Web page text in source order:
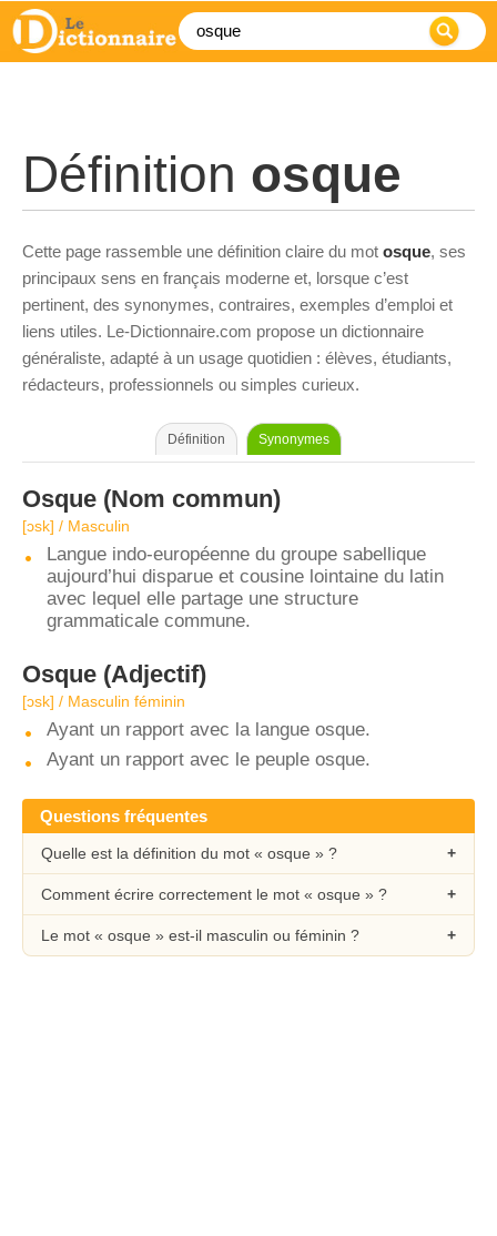
Définition osque
Cette page rassemble une définition claire du mot osque, ses
principaux sens en français moderne et, lorsque c’est
pertinent, des synonymes, contraires, exemples d’emploi et
liens utiles. Le-Dictionnaire.com propose un dictionnaire
généraliste, adapté à un usage quotidien : élèves, étudiants,
rédacteurs, professionnels ou simples curieux.
Définition Synonymes
Osque (Nom commun)
[ɔsk] / Masculin
Langue indo-européenne du groupe sabellique
aujourd’hui disparue et cousine lointaine du latin
avec lequel elle partage une structure
grammaticale commune.
Osque (Adjectif)
[ɔsk] / Masculin féminin
Ayant un rapport avec la langue osque.
Ayant un rapport avec le peuple osque.
Questions fréquentes
Quelle est la définition du mot « osque » ?
Comment écrire correctement le mot « osque » ?
Le mot « osque » est-il masculin ou féminin ?